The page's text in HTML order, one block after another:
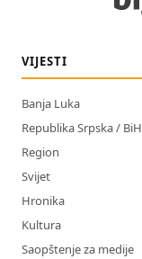
VIJESTI
Banja Luka
Republika Srpska / BiH
Region
Svijet
Hronika
Kultura
Saopštenje za medije